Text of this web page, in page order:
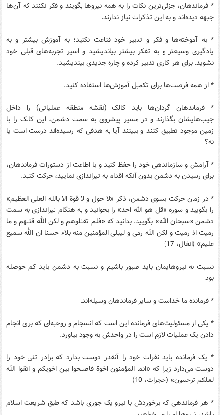
* فرماندهان، جزئی‌ترین نکات را به همه نیروها بگویند و فکر نکنند که آن‌ها
جبهه دیده‌اند و به این تذکرات نیاز ندارند.
* به آموخته‌ها و فکر و تدبیر خود قناعت نکنید؛ به آموزش بیشتر و به
یادگیری وسیعتر و به تفکر بیشتر بیاندیشید و اسیر تجربه‌های قبلی خود
نشوید. برای هر کاری تدبیر کرده و چاره جدیدی بیندیشید.
* از همه فرصت‌ها برای تکمیل آموزش‌ها استفاده کنید.
* فرماندهان گردان‌ها باید کالک (نقشه منطقه عملیاتی) را داخل
جیب‌هایشان بگذارند و در مسیر پیشروی به سمت دشمن، این کالک را با
زمین موجود تطبیق کنند و ببینند آیا به هدفی که رسیده‌اند درست است یا
نه؟
* آرامش و سازماندهی خود را حفظ کنید و با اطاعت از دستورات فرماندهان،
برای رسیدن به دشمن بدون آنکه اقدام به تیراندازی نمایید، حرکت کنید.
* در زمان حرکت بسوی دشمن، ذکر «لا حول و لا قوة الا بالله العلی العظیم»
را بگویید و سوره «قل هو الله احد» را بخوانید و به هنگام تیراندازی به سمت
دشمن «سبحان الله» بگویید. بدانید که «فلم تقتلوهم و لکن الله قتلهم و ما
رمیت اذ رمیت و لکن الله رمی و لیبلی المؤمنین منه بلاء حسنا ان الله سمیع
علیم» (انفال، 17)
نسبت به نیروهایمان باید صبور باشیم و نسبت به دشمن باید کم حوصله
بود
* فرمانده ما خداست و سایر فرماندهان وسیله‌اند.
* یکی از مسئولیت‌های فرمانده این است که انسجام و روحیه‌ای که برای انجام
دادن یک عملیات لازم است را در واحدش به وجود بیاورد.
* یک فرمانده باید نفرات خود را آنقدر دوست بدارد که برادر تنی خود را
دوست می‌دارد زیرا که «انما المؤمنون اخوة فاصلحوا بین اخویکم و اتقوا الله
لعلکم ترحمون» (حجرات، 10)
* هر فرماندهی که برخوردش با نیرو یک جوری باشد که طبق شریعت اسلام